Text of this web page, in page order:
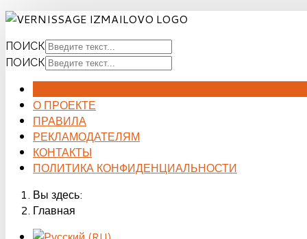
ПОИСК
ПОИСК
О ПРОЕКТЕ
ПРАВИЛА
РЕКЛАМОДАТЕЛЯМ
КОНТАКТЫ
ПОЛИТИКА КОНФИДЕНЦИАЛЬНОСТИ
Вы здесь:
Главная